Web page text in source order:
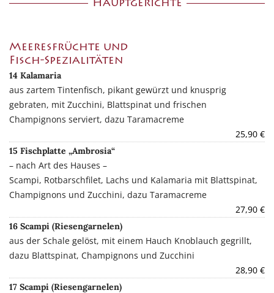
Hauptgerichte
Meeresfrüchte und
Fisch-Spezialitäten
14 Kalamaria
aus zartem Tintenfisch, pikant gewürzt und knusprig
gebraten, mit Zucchini, Blattspinat und frischen
Champignons serviert, dazu Taramacreme
25,90 €
15 Fischplatte „Ambrosia“
– nach Art des Hauses –
Scampi, Rotbarschfilet, Lachs und Kalamaria mit Blattspinat,
Champignons und Zucchini, dazu Taramacreme
27,90 €
16 Scampi (Riesengarnelen)
aus der Schale gelöst, mit einem Hauch Knoblauch gegrillt,
dazu Blattspinat, Champignons und Zucchini
28,90 €
17 Scampi (Riesengarnelen)